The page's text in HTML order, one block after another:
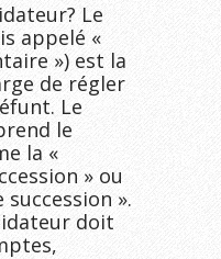
Le
appelé «
») est la
de régler
Le
le
la «
» ou
succession ».
doit